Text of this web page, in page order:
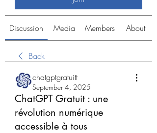
Discussion Media Members About
Back
chatgptgratuitt
September 4, 2025
ChatGPT Gratuit : une
révolution numérique
accessible à tous